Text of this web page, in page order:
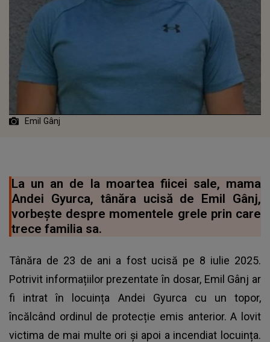
Emil Gânj
La un an de la moartea fiicei sale, mama
Andei Gyurca, tânăra ucisă de Emil Gânj,
vorbește despre momentele grele prin care
trece familia sa.
Tânăra de 23 de ani a fost ucisă pe 8 iulie 2025.
Potrivit informațiilor prezentate în dosar, Emil Gânj ar
fi intrat în locuința Andei Gyurca cu un topor,
încălcând ordinul de protecție emis anterior. A lovit
victima de mai multe ori și apoi a incendiat locuința.